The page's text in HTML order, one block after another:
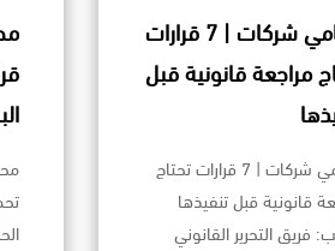
محامي شركات | 7 قرارات
مراجعة قانونية قبل
محامي شركات | 7 قرارات تحتاج
قانونية قبل تنفيذها
فريق التحرير القانوني